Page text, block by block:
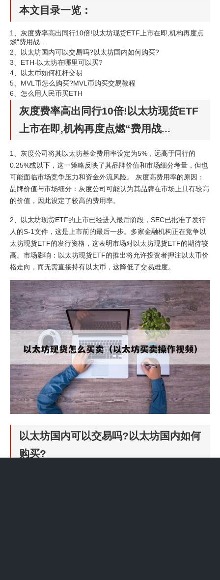
本文目录一览：
1、 灰度费率高出同行10倍!以太坊现货ETF上市在即,机构再度点
燃“费用战...
2、
以太坊国内可以交易吗?以太坊国内如何购买?
3、 ETH-以太坊在哪里可以买?
4、
以太币如何杠杆交易
5、 MVL币怎么购买?MVL币购买交易教程
6、 怎么用人民币买ETH
灰度费率高出同行10倍!以太坊现货ETF
上市在即,机构再度点燃“费用战...
1、灰度公司将其以太坊基金费用率设定为5%，远高于同行的
0.25%或以下，这一策略反映了其品牌价值和市场细分考量，但也
可能面临市场竞争压力和资金外流风险。 灰度高费用率的原因：
品牌价值与市场细分：灰度公司可能认为其品牌在市场上具有较高
的价值，因此设定了较高的费用率。
2、以太坊现货ETF的上市已经进入最后阶段，SEC已批准了发行
人的S-1文件，这是上市前的最后一步。多家金融机构正在竞争以
太坊现货ETF的发行资格，这表明市场对以太坊现货ETF的期待较
高。市场影响：以太坊现货ETF的推出将允许投资者押注以太币价
格走向，而无需直接持有以太币，这降低了交易难度。
以太坊国内可以交易吗?以太坊国内如何
购买?